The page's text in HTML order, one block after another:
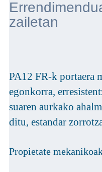
zailetan
PA12 FR-k portaera
egonkorra,
suaren aurkako
ditu, estandar
Propietate